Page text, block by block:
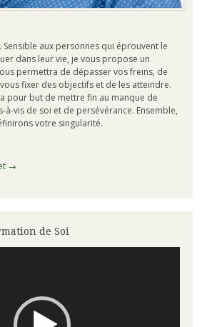
Sensible aux personnes qui éprouvent le
dans leur vie, je vous propose un
permettra de dépasser vos freins, de
fixer des objectifs et de les atteindre.
pour but de mettre fin au manque de
à-vis de soi et de persévérance. Ensemble,
votre singularité.
→
de Soi